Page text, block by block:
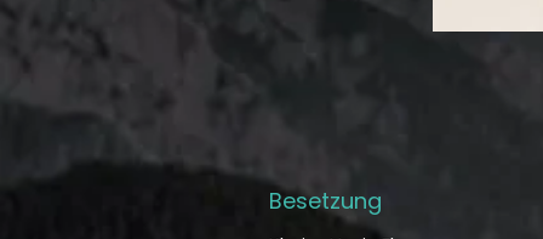
Besetzung